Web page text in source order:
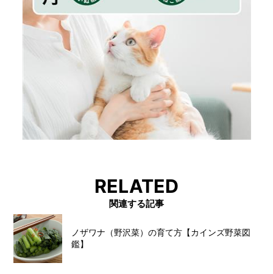
RELATED
関連する記事
ノザワナ（野沢菜）の育て方【カインズ野菜図
鑑】